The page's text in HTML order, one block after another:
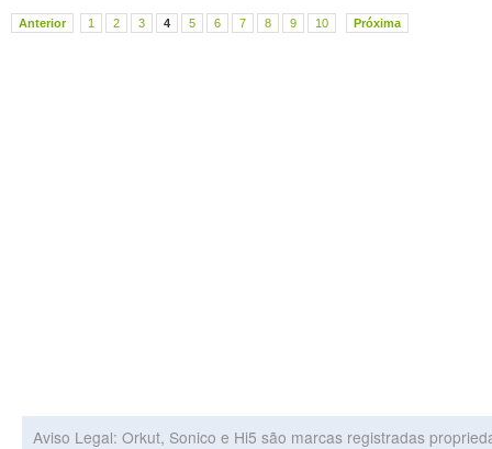
Anterior 1 2 3 4 5 6 7 8 9 10 Próxima
Aviso Legal: Orkut, Sonico e Hi5 são marcas registradas